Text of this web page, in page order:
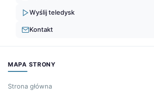
Wyślij teledysk
Kontakt
MAPA STRONY
Strona główna